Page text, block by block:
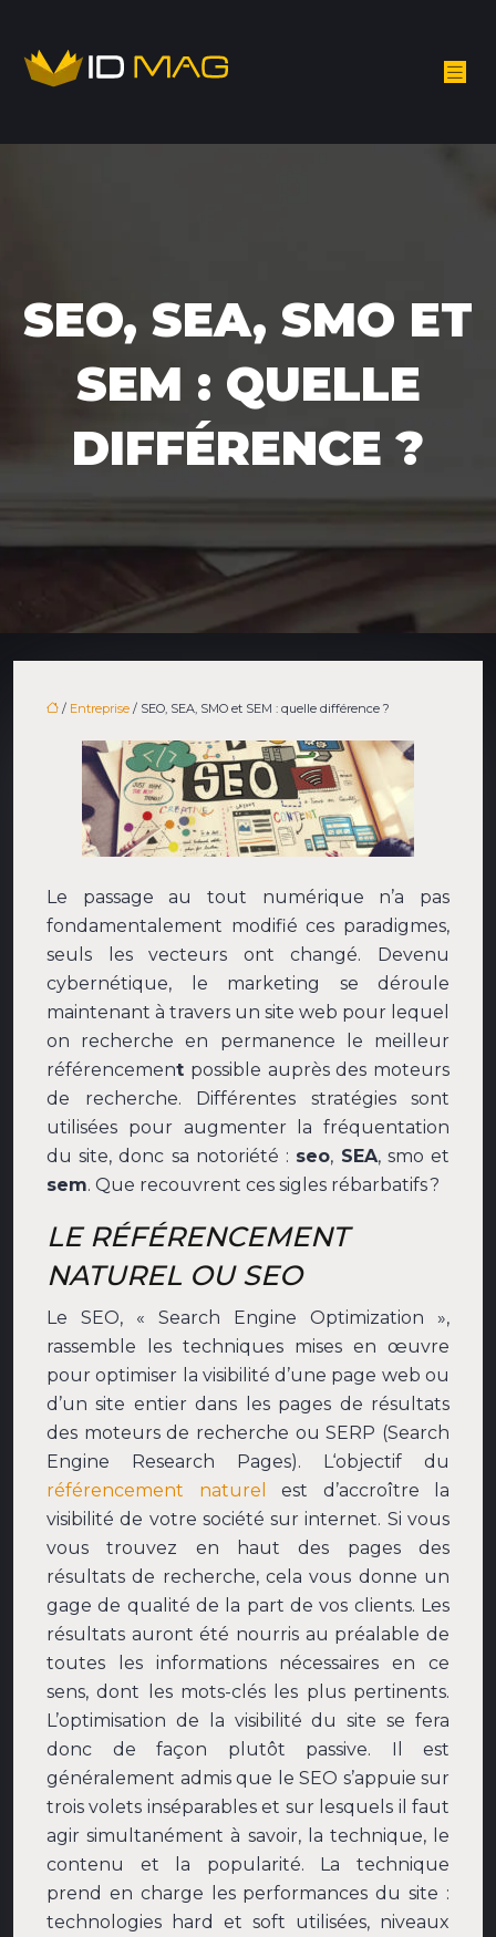
SEO, SEA, SMO ET
SEM : QUELLE
DIFFÉRENCE ?
/ Entreprise / SEO, SEA, SMO et SEM : quelle différence ?
Le passage au tout numérique n’a pas
fondamentalement modifié ces paradigmes,
seuls les vecteurs ont changé. Devenu
cybernétique, le marketing se déroule
maintenant à travers un site web pour lequel
on recherche en permanence le meilleur
référencement possible auprès des moteurs
de recherche. Différentes stratégies sont
utilisées pour augmenter la fréquentation
du site, donc sa notoriété : seo, SEA, smo et
sem. Que recouvrent ces sigles rébarbatifs ?
LE RÉFÉRENCEMENT
NATUREL OU SEO
Le SEO, « Search Engine Optimization »,
rassemble les techniques mises en œuvre
pour optimiser la visibilité d’une page web ou
d’un site entier dans les pages de résultats
des moteurs de recherche ou SERP (Search
Engine Research Pages). L‘objectif du
référencement naturel
est d’accroître la
visibilité de votre société sur internet. Si vous
vous trouvez en haut des pages des
résultats de recherche, cela vous donne un
gage de qualité de la part de vos clients. Les
résultats auront été nourris au préalable de
toutes les informations nécessaires en ce
sens, dont les mots-clés les plus pertinents.
L’optimisation de la visibilité du site se fera
donc de façon plutôt passive. Il est
généralement admis que le SEO s’appuie sur
trois volets inséparables et sur lesquels il faut
agir simultanément à savoir, la technique, le
contenu et la popularité. La technique
prend en charge les performances du site :
technologies hard et soft utilisées, niveaux